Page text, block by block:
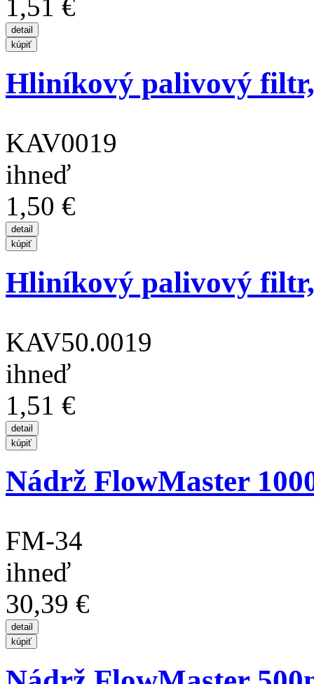
1,51 €
Hliníkový palivový
KAV0019
ihneď
1,50 €
Hliníkový palivový
KAV50.0019
ihneď
1,51 €
Nádrž FlowMaster
FM-34
ihneď
30,39 €